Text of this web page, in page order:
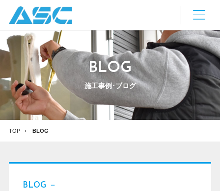
BLOG
施工事例･ブログ
TOP BLOG
BLOG －